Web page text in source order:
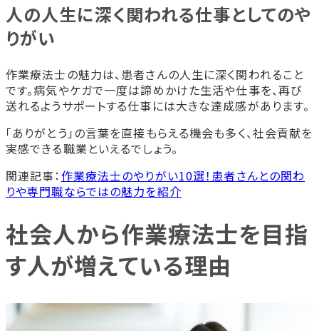
人の人生に深く関われる仕事としてのや
りがい
作業療法士の魅力は、患者さんの人生に深く関われること
です。病気やケガで一度は諦めかけた生活や仕事を、再び
送れるようサポートする仕事には大きな達成感があります。
「ありがとう」の言葉を直接もらえる機会も多く、社会貢献を
実感できる職業といえるでしょう。
関連記事：作業療法士のやりがい10選！患者さんとの関わ
りや専門職ならではの魅力を紹介
社会人から作業療法士を目指
す人が増えている理由